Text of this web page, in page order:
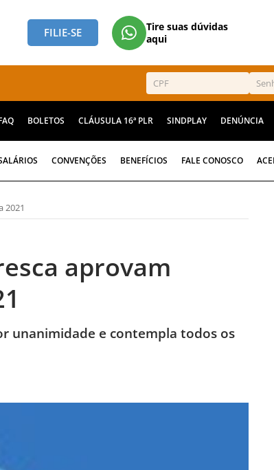
FILIE-SE
Tire suas dúvidas
aqui
BOLETOS CLÁUSULA 16ª PLR SINDPLAY DENÚNCIA
CONVENÇÕES BENEFÍCIOS FALE CONOSCO
2021
aprovam
unanimidade e contempla todos os